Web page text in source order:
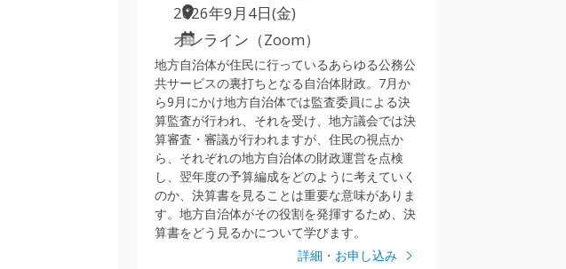
2026年9月4日(金)
オンライン（Zoom）
地方自治体が住民に行っているあらゆる公務公
共サービスの裏打ちとなる自治体財政。7月か
ら9月にかけ地方自治体では監査委員による決
算監査が行われ、それを受け、地方議会では決
算審査・審議が行われますが、住民の視点か
ら、それぞれの地方自治体の財政運営を点検
し、翌年度の予算編成をどのように考えていく
のか、決算書を見ることは重要な意味がありま
す。地方自治体がその役割を発揮するため、決
算書をどう見るかについて学びます。
詳細・お申し込み